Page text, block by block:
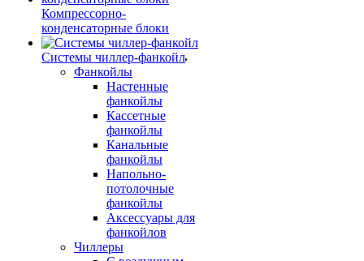
Компрессорно-
конденсаторные блоки
Системы чиллер-фанкойл
Фанкойлы
Настенные
фанкойлы
Кассетные
фанкойлы
Канальные
фанкойлы
Напольно-
потолочные
фанкойлы
Аксессуары для
фанкойлов
Чиллеры